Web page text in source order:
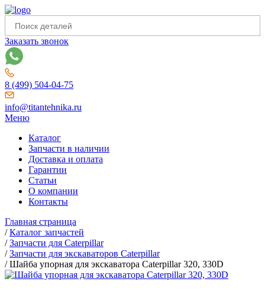
Заказать звонок
8 (499) 504-04-75
info@titantehnika.ru
Меню
Каталог
Запчасти в наличии
Доставка и оплата
Гарантии
Статьи
О компании
Контакты
Главная страница
/Каталог запчастей
/Запчасти для Caterpillar
/Запчасти для экскаваторов Caterpillar
/Шайба упорная для экскаватора Caterpillar 320, 330D